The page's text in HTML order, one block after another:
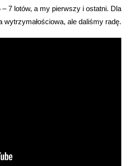
7 lotów, a my pierwszy i ostatni. Dla
wytrzymałościowa, ale daliśmy radę.